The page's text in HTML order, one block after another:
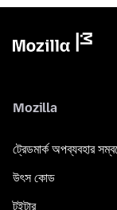
Mozilla
ট্রেডমার্ক অপব্যবহার
উৎস কোড
টুইটার